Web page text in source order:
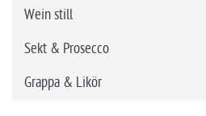
Wein still
Sekt & Prosecco
Grappa & Likör